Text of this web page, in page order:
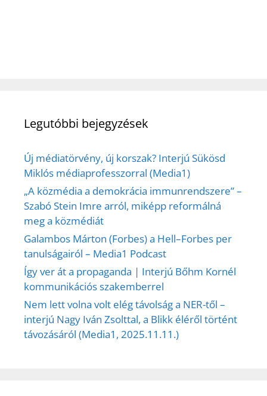
Legutóbbi bejegyzések
Új médiatörvény, új korszak? Interjú Sükösd
Miklós médiaprofesszorral (Media1)
„A közmédia a demokrácia immunrendszere” –
Szabó Stein Imre arról, miképp reformálná
meg a közmédiát
Galambos Márton (Forbes) a Hell–Forbes per
tanulságairól – Media1 Podcast
Így ver át a propaganda | Interjú Bőhm Kornél
kommunikációs szakemberrel
Nem lett volna volt elég távolság a NER-től –
interjú Nagy Iván Zsolttal, a Blikk éléről történt
távozásáról (Media1, 2025.11.11.)